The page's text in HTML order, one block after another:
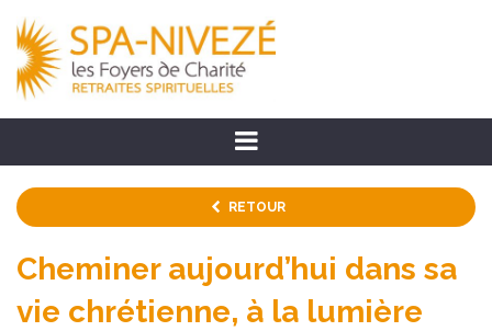
RETOUR
Cheminer aujourd’hui dans sa
vie chrétienne, à la lumière